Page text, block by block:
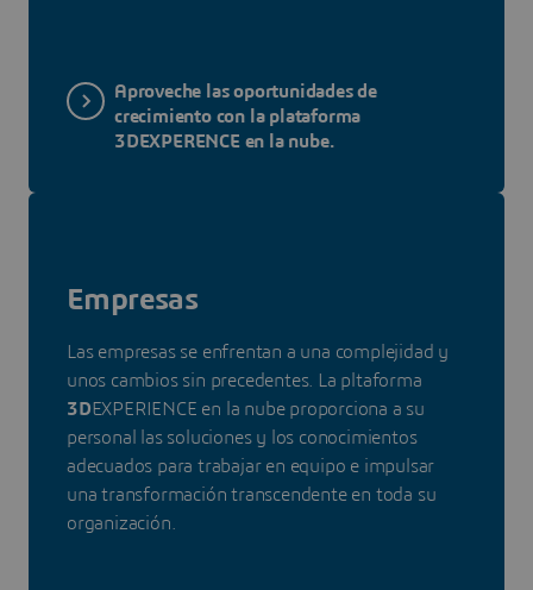
Aproveche las oportunidades de
crecimiento con la plataforma
3DEXPERENCE en la nube.
Empresas
Las empresas se enfrentan a una complejidad y
unos cambios sin precedentes. La pltaforma
3DEXPERIENCE en la nube proporciona a su
personal las soluciones y los conocimientos
adecuados para trabajar en equipo e impulsar
una transformación transcendente en toda su
organización.